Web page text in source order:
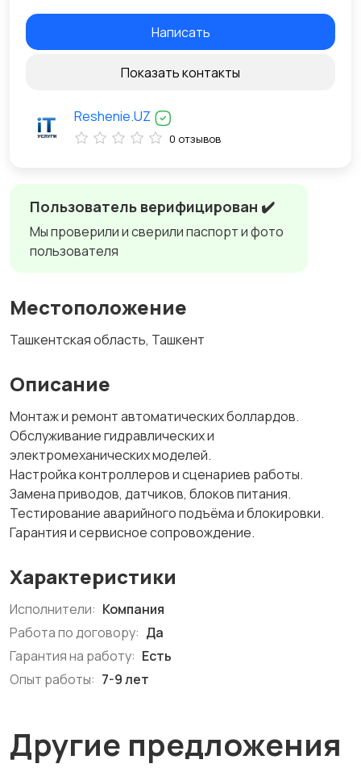
Пользователь верифицирован ✔️
Мы проверили и сверили паспорт и фото
пользователя
Местоположение
Ташкентская область, Ташкент
Описание
Монтаж и ремонт автоматических боллардов.
Обслуживание гидравлических и
электромеханических моделей.
Настройка контроллеров и сценариев работы.
Замена приводов, датчиков, блоков питания.
Тестирование аварийного подъёма и блокировки.
Гарантия и сервисное сопровождение.
Характеристики
Исполнители: Компания
Работа по договору: Да
Гарантия на работу: Есть
Опыт работы: 7-9 лет
Написать
Показать контакты
Reshenie.UZ
0 отзывов
Другие предложения